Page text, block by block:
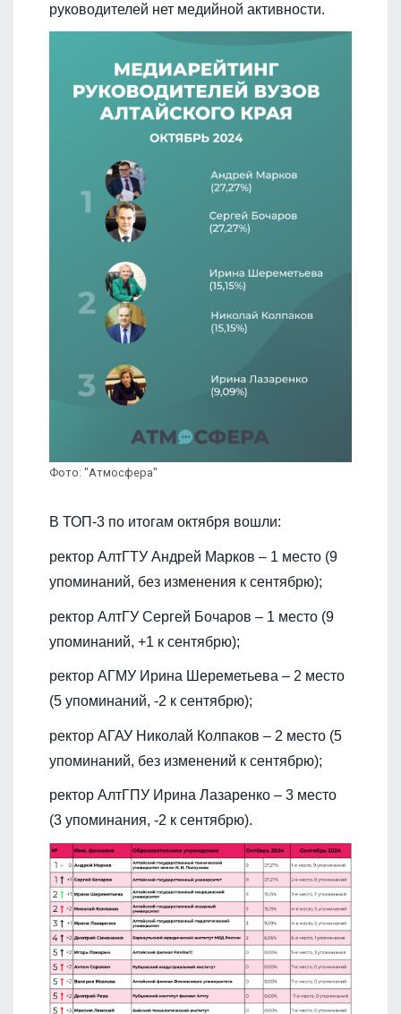
руководителей нет медийной активности.
Фото: "Атмосфера"
В ТОП-3 по итогам октября вошли:
ректор АлтГТУ Андрей Марков – 1 место (9
упоминаний, без изменения к сентябрю);
ректор АлтГУ Сергей Бочаров – 1 место (9
упоминаний, +1 к сентябрю);
ректор АГМУ Ирина Шереметьева – 2 место
(5 упоминаний, -2 к сентябрю);
ректор АГАУ Николай Колпаков – 2 место (5
упоминаний, без изменений к сентябрю);
ректор АлтГПУ Ирина Лазаренко – 3 место
(3 упоминания, -2 к сентябрю).